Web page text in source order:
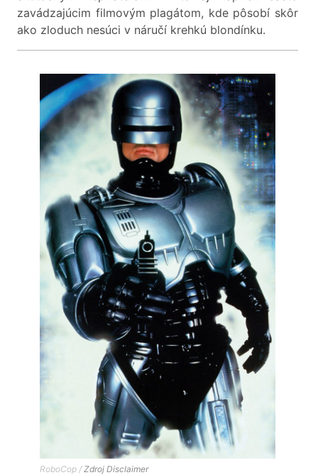
zavádzajúcim filmovým plagátom, kde pôsobí skôr
ako zloduch nesúci v náručí krehkú blondínku.
RoboCop /Zdroj Disclaimer